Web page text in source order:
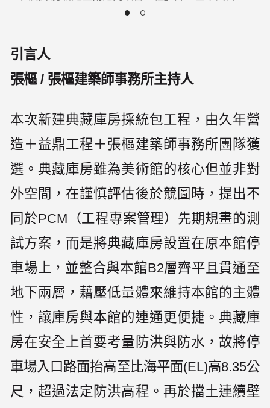
引言人
張樞 / 張樞建築師事務所主持人
本次新建典藏庫房採統包工程，由久年營
造＋益鼎工程＋張樞建築師事務所團隊獲
選。典藏庫房雖為美術館的核心但並非對
外空間，在謹慎評估後於競圖時，提出不
同於PCM（工程專案管理）先期規畫的測
試方案，而是將典藏庫房設置在原本館停
車場上，並整合與本館B2層齊平且貫通至
地下兩層，藉壓低量體來維持本館的主體
性，讓庫房與本館的連通更便捷。典藏庫
房在安全上首要考量防洪與防水，故將停
車場入口路面抬高至比海平面(EL)高8.35公
尺，超過法定防洪高程。再於擋土連續壁